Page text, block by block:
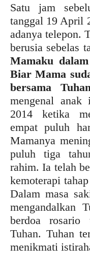
Satu jam
tanggal 19 April
adanya telepon.
berusia sebelas
Mamaku
Biar Mama
bersama
mengenal
2014 ketika
empat puluh
Mamanya
puluh tiga
rahim. Ia telah
kemoterapi
Dalam masa
mengandalkan
berdoa rosario
Tuhan. Tuhan
menikmati